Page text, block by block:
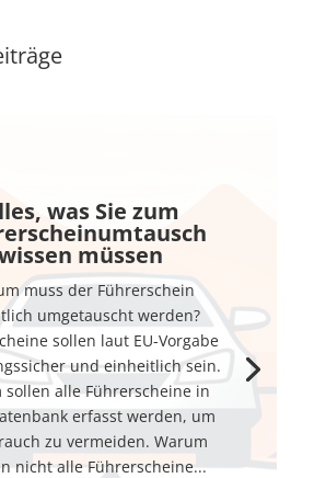
was Sie zum
müssen
muss der Führerschein
umgetauscht werden?
sollen laut EU-Vorgabe
und einheitlich sein.
sollen alle Führerscheine in
erfasst werden, um
zu vermeiden. Warum
nicht alle Führerscheine...